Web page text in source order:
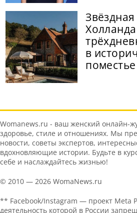
в
Womanews.ru - ваш женский онлайн-
здоровье, стиле и отношениях. Мы
новости, советы экспертов,
вдохновляющие истории. Будьте в
себе и наслаждайтесь жизнью!
© 2010 — 2026 WomaNews.ru
** Facebook/Instagram — проект Meta
деятельность которой в России